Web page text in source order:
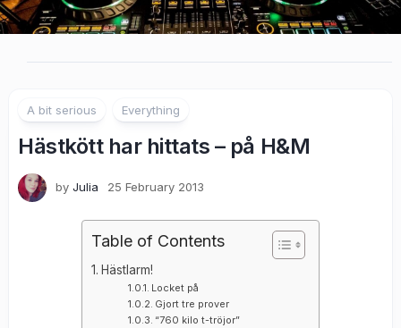
A bit serious Everything
Hästkött har hittats – på H&M
by Julia 25 February 2013
Table of Contents
Hästlarm!
Locket på
Gjort tre prover
“760 kilo t-tröjor”